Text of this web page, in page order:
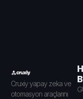
Cruxiy yapay zeka ve
otomasyon araçlarını